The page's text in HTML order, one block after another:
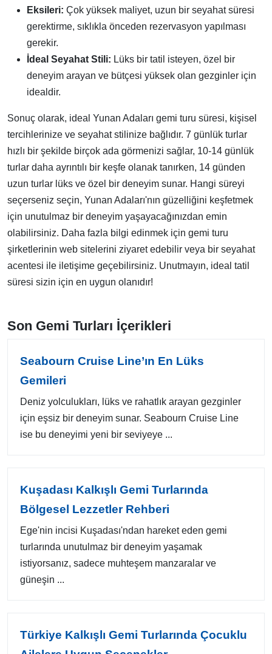
Eksileri: Çok yüksek maliyet, uzun bir seyahat süresi
gerektirme, sıklıkla önceden rezervasyon yapılması
gerekir.
İdeal Seyahat Stili: Lüks bir tatil isteyen, özel bir
deneyim arayan ve bütçesi yüksek olan gezginler için
idealdir.
Sonuç olarak, ideal Yunan Adaları gemi turu süresi, kişisel
tercihlerinize ve seyahat stilinize bağlıdır. 7 günlük turlar
hızlı bir şekilde birçok ada görmenizi sağlar, 10-14 günlük
turlar daha ayrıntılı bir keşfe olanak tanırken, 14 günden
uzun turlar lüks ve özel bir deneyim sunar. Hangi süreyi
seçerseniz seçin, Yunan Adaları'nın güzelliğini keşfetmek
için unutulmaz bir deneyim yaşayacağınızdan emin
olabilirsiniz. Daha fazla bilgi edinmek için gemi turu
şirketlerinin web sitelerini ziyaret edebilir veya bir seyahat
acentesi ile iletişime geçebilirsiniz. Unutmayın, ideal tatil
süresi sizin için en uygun olanıdır!
Son Gemi Turları İçerikleri
Seabourn Cruise Line’ın En Lüks
Gemileri
Deniz yolculukları, lüks ve rahatlık arayan gezginler
için eşsiz bir deneyim sunar. Seabourn Cruise Line
ise bu deneyimi yeni bir seviyeye ...
Kuşadası Kalkışlı Gemi Turlarında
Bölgesel Lezzetler Rehberi
Ege'nin incisi Kuşadası'ndan hareket eden gemi
turlarında unutulmaz bir deneyim yaşamak
istiyorsanız, sadece muhteşem manzaralar ve
güneşin ...
Türkiye Kalkışlı Gemi Turlarında Çocuklu